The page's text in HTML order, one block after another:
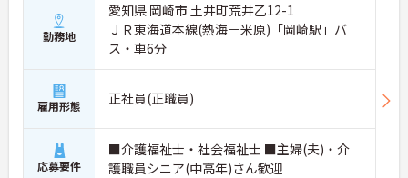
勤務地
愛知県 岡崎市 土井町荒井乙12-1
ＪＲ東海道本線(熱海－米原)「岡崎駅」バ
ス・車6分
雇用形態 正社員(正職員)
応募要件
■介護福祉士・社会福祉士 ■主婦(夫)・介
護職員シニア(中高年)さん歓迎